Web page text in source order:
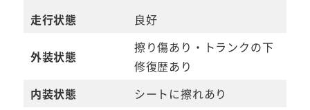
走行状態
良好
外装状態
擦り傷あり・トランクの下
修復歴あり
内装状態
シートに擦れあり